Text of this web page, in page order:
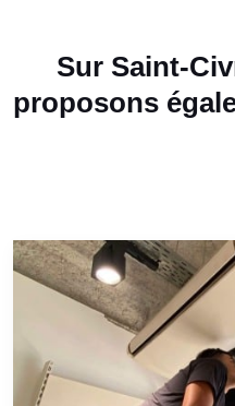
Sur Saint-
proposons